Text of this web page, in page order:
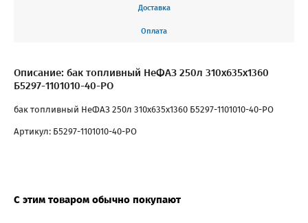
Доставка
Оплата
Описание: бак топливный НеФАЗ 250л 310х635х1360
Б5297-1101010-40-PO
бак топливный НеФАЗ 250л 310х635х1360 Б5297-1101010-40-PO
Артикул: Б5297-1101010-40-PO
С этим товаром обычно покупают